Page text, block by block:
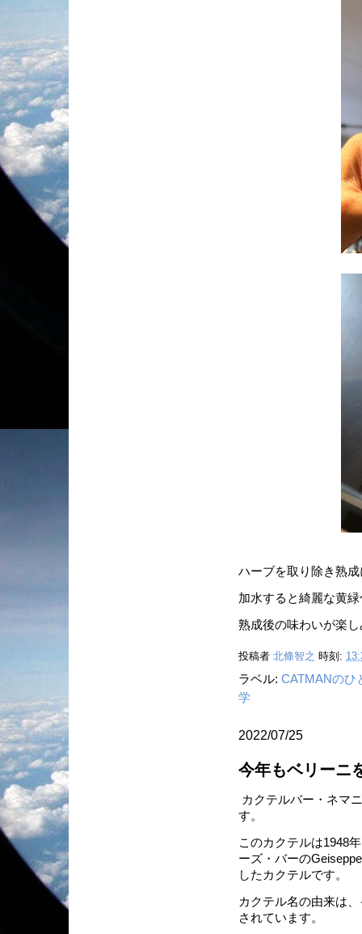
ハーブを取り除き熟
加水すると綺麗な黄
熟成後の味わいが楽
投稿者 北條智之 時刻:
ラベル: CATMANのひ
学
2022/07/25
今年もベリーニ
カクテルバー・ネマ
す。
このカクテルは1948
ーズ・バーの
したカクテルです。
カクテル名の由来は
されています。